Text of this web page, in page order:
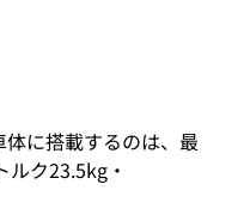
に搭載するのは、最
ク23.5kg・